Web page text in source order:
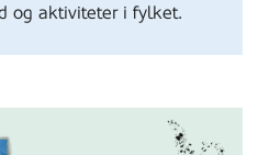
og aktiviteter i fylket.